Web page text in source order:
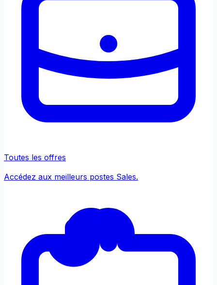
Toutes les offres
Accédez aux meilleurs postes Sales.